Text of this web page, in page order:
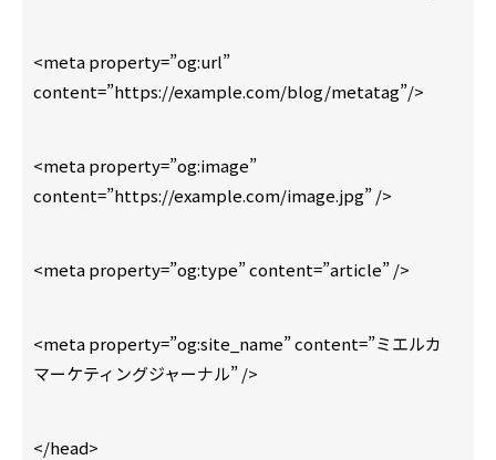
<meta property=”og:url”
content=”https://example.com/blog/metatag”/>
<meta property=”og:image”
content=”https://example.com/image.jpg” />
<meta property=”og:type” content=”article” />
<meta property=”og:site_name” content=”ミエルカ
マーケティングジャーナル” />
</head>